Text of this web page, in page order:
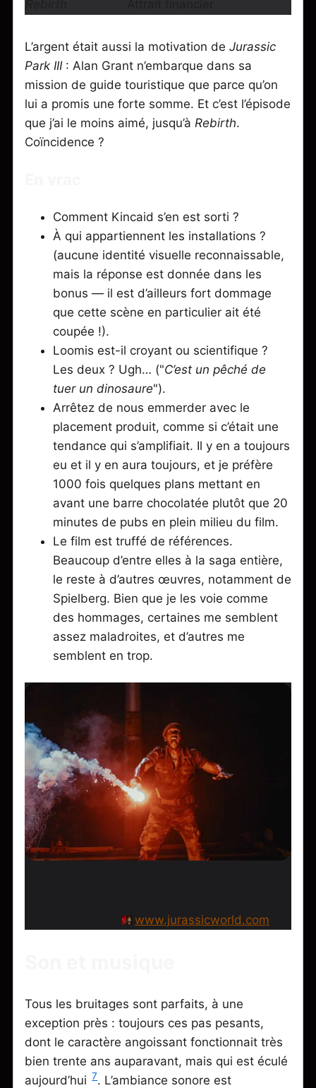
L’argent était aussi la motivation de Jurassic
Park III: Alan Grant n’embarque dans sa
mission de guide touristique que parce qu’on
lui a promis une forte somme. Et c’est l’épisode
que j’ai le moins aimé, jusqu’à Rebirth.
Coïncidence ?
Comment Kincaid s’en est sorti ?
À qui appartiennent les installations ?
(aucune identité visuelle reconnaissable,
mais la réponse est donnée dans les
bonus — il est d’ailleurs fort dommage
que cette scène en particulier ait été
coupée !).
Loomis est-il croyant ou scientifique ?
Les deux ? Ugh… ("C’est un pêché de
tuer un dinosaure").
Arrêtez de nous emmerder avec le
placement produit, comme si c’était une
tendance qui s’amplifiait. Il y en a toujours
eu et il y en aura toujours, et je préfère
1000 fois quelques plans mettant en
avant une barre chocolatée plutôt que 20
minutes de pubs en plein milieu du film.
Le film est truffé de références.
Beaucoup d’entre elles à la saga entière,
le reste à d’autres œuvres, notamment de
Spielberg. Bien que je les voie comme
des hommages, certaines me semblent
assez maladroites, et d’autres me
semblent en trop.
www.jurassicworld.com
Tous les bruitages sont parfaits, à une
exception près : toujours ces pas pesants,
dont le caractère angoissant fonctionnait très
bien trente ans auparavant, mais qui est éculé
aujourd’hui 7. L’ambiance sonore est